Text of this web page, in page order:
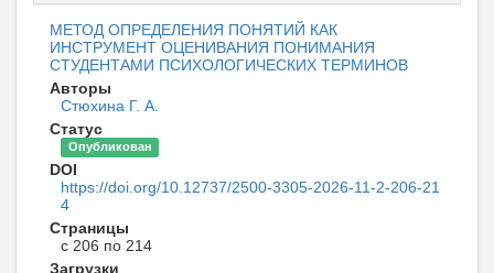
МЕТОД ОПРЕДЕЛЕНИЯ ПОНЯТИЙ КАК
ИНСТРУМЕНТ ОЦЕНИВАНИЯ ПОНИМАНИЯ
СТУДЕНТАМИ ПСИХОЛОГИЧЕСКИХ ТЕРМИНОВ
Авторы
Стюхина Г. А.
Статус
Опубликован
DOI
https://doi.org/10.12737/2500-3305-2026-11-2-206-21
4
Страницы
с 206 по 214
Загрузки